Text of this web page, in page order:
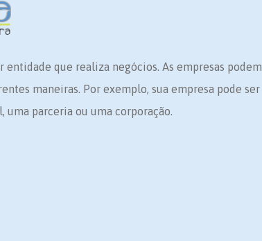
entidade que realiza negócios. As empresas podem
maneiras. Por exemplo, sua empresa pode ser
uma parceria ou uma corporação.